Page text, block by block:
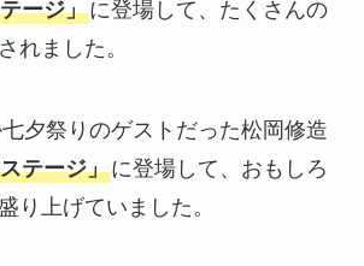
ージ」に登場して、たくさんの
れました。
夕祭りのゲストだった松岡修造
テージ」に登場して、おもしろ
り上げていました。